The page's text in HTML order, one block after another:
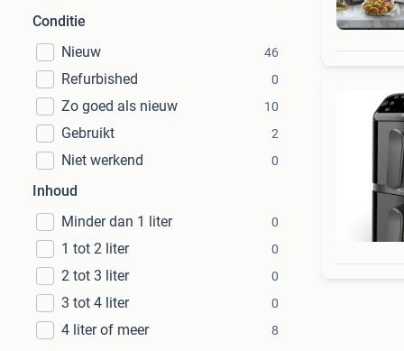
Conditie
Nieuw
46
Refurbished 0
Zo goed als nieuw 10
Gebruikt 2
Niet werkend 0
Inhoud
Minder dan 1 liter
0
1 tot 2 liter 0
2 tot 3 liter 0
3 tot 4 liter 0
4 liter of meer 8